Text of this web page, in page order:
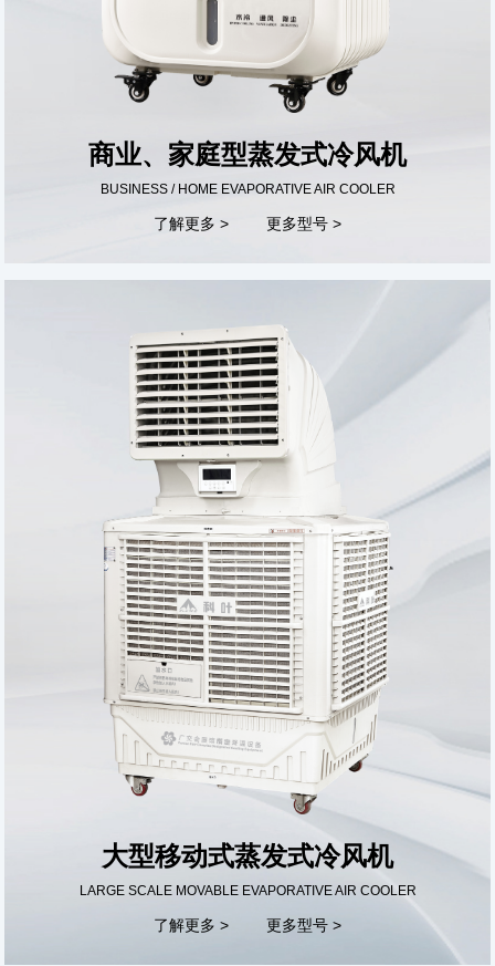
商业、家庭型蒸发式冷风机
BUSINESS / HOME EVAPORATIVE AIR COOLER
了解更多 > 更多型号 >
大型移动式蒸发式冷风机
LARGE SCALE MOVABLE EVAPORATIVE AIR COOLER
了解更多 > 更多型号 >